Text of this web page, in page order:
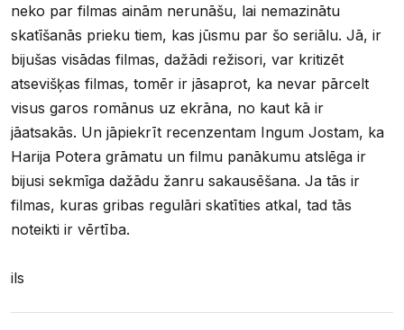
neko par filmas ainām nerunāšu, lai nemazinātu
skatīšanās prieku tiem, kas jūsmu par šo seriālu. Jā, ir
bijušas visādas filmas, dažādi režisori, var kritizēt
atsevišķas filmas, tomēr ir jāsaprot, ka nevar pārcelt
visus garos romānus uz ekrāna, no kaut kā ir
jāatsakās. Un jāpiekrīt recenzentam Ingum Jostam, ka
Harija Potera grāmatu un filmu panākumu atslēga ir
bijusi sekmīga dažādu žanru sakausēšana. Ja tās ir
filmas, kuras gribas regulāri skatīties atkal, tad tās
noteikti ir vērtība.
ils